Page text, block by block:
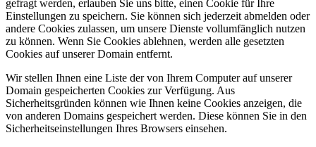
gefragt werden, erlauben Sie uns bitte, einen Cookie für Ihre
Einstellungen zu speichern. Sie können sich jederzeit abmelden oder
andere Cookies zulassen, um unsere Dienste vollumfänglich nutzen
zu können. Wenn Sie Cookies ablehnen, werden alle gesetzten
Cookies auf unserer Domain entfernt.
Wir stellen Ihnen eine Liste der von Ihrem Computer auf unserer
Domain gespeicherten Cookies zur Verfügung. Aus
Sicherheitsgründen können wie Ihnen keine Cookies anzeigen, die
von anderen Domains gespeichert werden. Diese können Sie in den
Sicherheitseinstellungen Ihres Browsers einsehen.